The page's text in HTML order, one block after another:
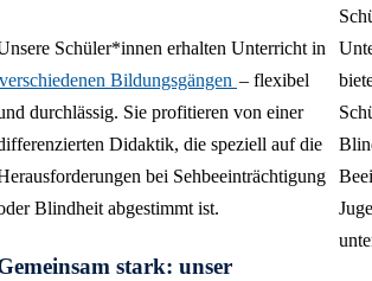
Schüler*innen erhalten Unterricht in
verschiedenen Bildungsgängen – flexibel
durchlässig. Sie profitieren von einer
Didaktik, die speziell auf die
bei Sehbeeinträchtigung
Blindheit abgestimmt ist.
stark: unser